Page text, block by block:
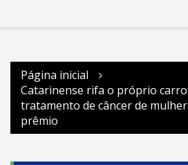
Página inicial
Catarinense rifa o próprio
tratamento de câncer de
prêmio